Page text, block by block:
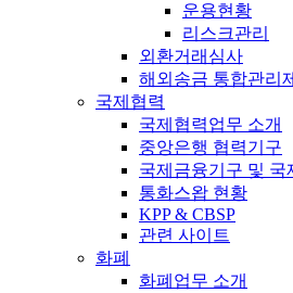
운용현황
리스크관리
외환거래심사
해외송금 통합관리
국제협력
국제협력업무 소개
중앙은행 협력기구
국제금융기구 및 국
통화스왑 현황
KPP & CBSP
관련 사이트
화폐
화폐업무 소개